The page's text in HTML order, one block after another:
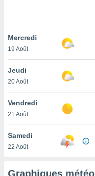
notre
que
et que
Mercredi
19 Août
Jeudi
20 Août
Vendredi
21 Août
Samedi
22 Août
Graphiques météo